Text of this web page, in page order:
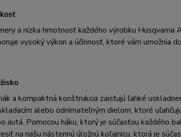
a nízka hmotnosť každého výrobku
vysoký výkon a účinnosť, ktoré vám umožnia
a kompaktná konštrukcia zaisťujú ľahké
alebo odnímateľným dielom, ktoré
autá. Pomocou háku, ktorý je súčasťou každého
na našu nástennú úložnú koľajnicu, ktorá je